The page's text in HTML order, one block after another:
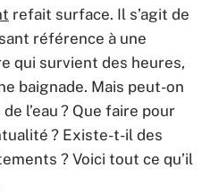
refait surface. Il s’agit de
référence à une
qui survient des heures,
baignade. Mais peut-on
l’eau ? Que faire pour
? Existe-t-il des
? Voici tout ce qu’il